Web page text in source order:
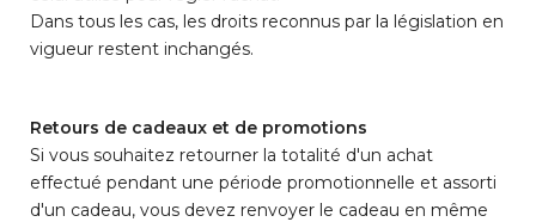
Dans tous les cas, les droits reconnus par la législation en
vigueur restent inchangés.
Retours de cadeaux et de promotions
Si vous souhaitez retourner la totalité d'un achat
effectué pendant une période promotionnelle et assorti
d'un cadeau, vous devez renvoyer le cadeau en même